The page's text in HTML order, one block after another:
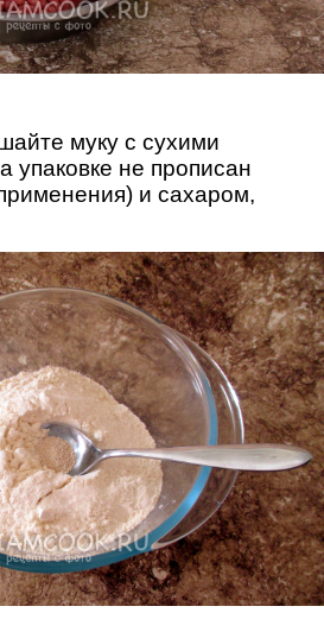
муку с сухими
упаковке не прописан
и сахаром,